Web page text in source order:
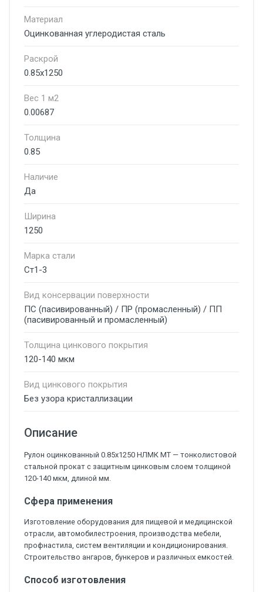
Материал
Оцинкованная углеродистая сталь
Раскрой
0.85х1250
Вес 1 м2
0.00687
Толщина
0.85
Наличие
Да
Ширина
1250
Марка стали
Ст1-3
Вид консервации поверхности
ПС (пасивированный) / ПР (промасленный) / ПП
(пасивированный и промасленный)
Толщина цинкового покрытия
120-140 мкм
Вид цинкового покрытия
Без узора кристаллизации
Описание
Рулон оцинкованный 0.85х1250 НЛМК МТ — тонколистовой
стальной прокат с защитным цинковым слоем толщиной
120-140 мкм, длиной мм.
Сфера применения
Изготовление оборудования для пищевой и медицинской
отрасли, автомобилестроения, производства мебели,
профнастила, систем вентиляции и кондиционирования.
Строительство ангаров, бункеров и различных емкостей.
Способ изготовления